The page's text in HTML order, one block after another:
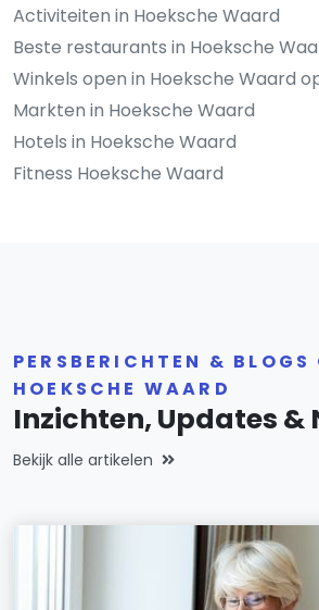
Activiteiten in Hoeksche Waard
Beste restaurants in Hoeksche
Winkels open in Hoeksche Waard
Markten in Hoeksche Waard
Hotels in Hoeksche Waard
Fitness Hoeksche Waard
PERSBERICHTEN & BLOGS
HOEKSCHE WAARD
Inzichten, Updates &
Bekijk alle artikelen